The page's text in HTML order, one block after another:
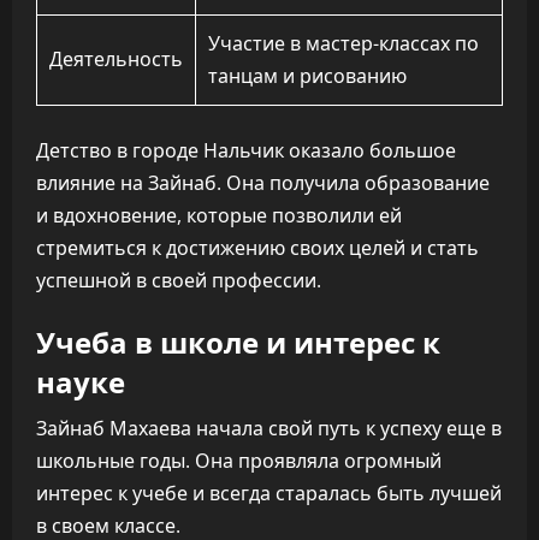
Деятельность
Участие в мастер-классах по
танцам и рисованию
Детство в городе Нальчик оказало большое
влияние на Зайнаб. Она получила образование
и вдохновение, которые позволили ей
стремиться к достижению своих целей и стать
успешной в своей профессии.
Учеба в школе и интерес к
науке
Зайнаб Махаева начала свой путь к успеху еще в
школьные годы. Она проявляла огромный
интерес к учебе и всегда старалась быть лучшей
в своем классе.